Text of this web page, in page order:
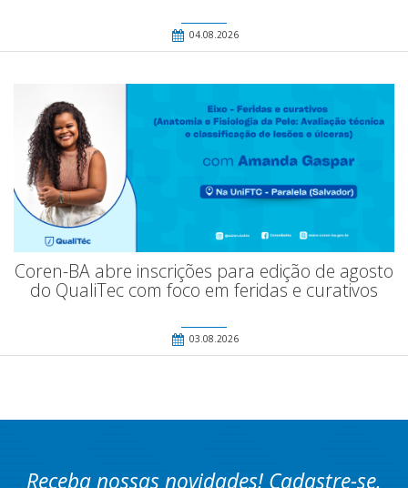
04.08.2026
Coren-BA abre inscrições para edição de agosto
do QualiTec com foco em feridas e curativos
03.08.2026
Receba nossas novidades! Cadastre-se.